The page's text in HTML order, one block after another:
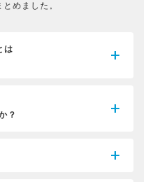
めました。
は
？